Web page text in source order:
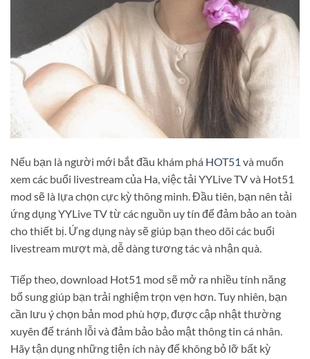
Nếu bạn là người mới bắt đầu khám phá HOT51 và muốn
xem các buổi livestream của Ha, việc tải YYLive TV và Hot51
mod sẽ là lựa chọn cực kỳ thông minh. Đầu tiên, bạn nên tải
ứng dụng YYLive TV từ các nguồn uy tín để đảm bảo an toàn
cho thiết bị. Ứng dụng này sẽ giúp bạn theo dõi các buổi
livestream mượt mà, dễ dàng tương tác và nhận quà.
Tiếp theo, download Hot51 mod sẽ mở ra nhiều tính năng
bổ sung giúp bạn trải nghiệm trọn vẹn hơn. Tuy nhiên, bạn
cần lưu ý chọn bản mod phù hợp, được cập nhật thường
xuyên để tránh lỗi và đảm bảo bảo mật thông tin cá nhân.
Hãy tận dụng những tiện ích này để không bỏ lỡ bất kỳ